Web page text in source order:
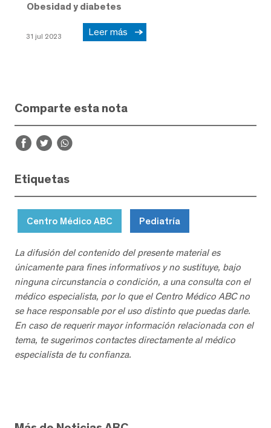
Obesidad y diabetes
31 jul 2023 Leer más
Comparte esta nota
Etiquetas
Centro Médico ABC Pediatría
La difusión del contenido del presente material es
únicamente para fines informativos y no sustituye, bajo
ninguna circunstancia o condición, a una consulta con el
médico especialista, por lo que el Centro Médico ABC no
se hace responsable por el uso distinto que puedas darle.
En caso de requerir mayor información relacionada con el
tema, te sugerimos contactes directamente al médico
especialista de tu confianza.